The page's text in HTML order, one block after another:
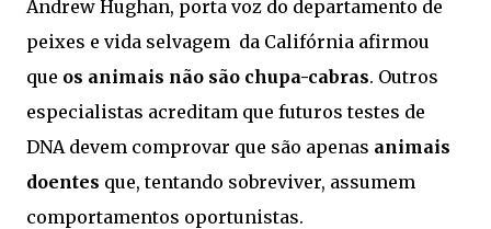
Andrew Hughan, porta voz do departamento de
peixes e vida selvagem da Califórnia afirmou
que os animais não são chupa-cabras. Outros
especialistas acreditam que futuros testes de
DNA devem comprovar que são apenas animais
doentes que, tentando sobreviver, assumem
comportamentos oportunistas.